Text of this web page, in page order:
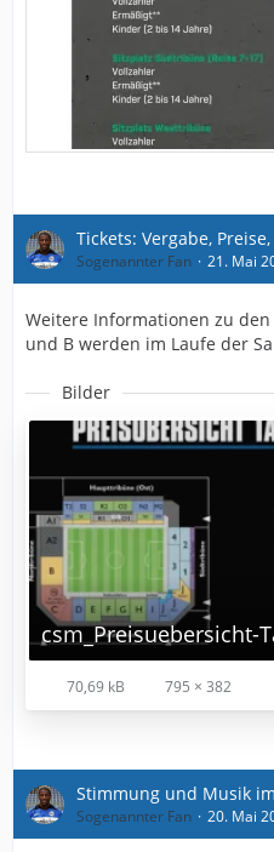
Tickets: Vergabe,
Sogenannter Fan 21. Mai
Weitere Informationen zu
und B werden im Laufe der
Bilder
70,69 kB 795 × 382
Stimmung und Musik
Sogenannter Fan 20. Mai